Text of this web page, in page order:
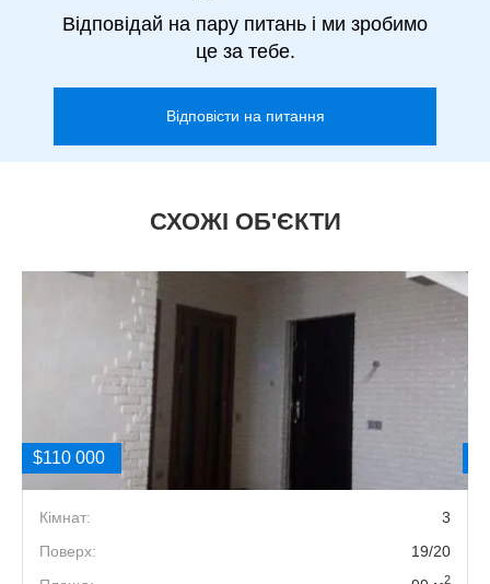
Відповідай на пару питань і ми зробимо
це за тебе.
Відповісти на питання
СХОЖІ ОБ'ЄКТИ
$110 000
Кімнат:
3
Поверх:
19/20
2